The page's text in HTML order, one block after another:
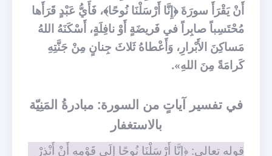
أَنْ يَقْرَأَ سورَةَ ﴿إِنَّا أَرْسَلْنَا نُوحًا﴾، فَأَيُّ عَبْدٍ قَرَأَها
مُحْتَسِباً صابِراً في فَريضَةٍ أَوْ نافِلَةٍ، أَسْكَنَهُ اللهُ
مَساكِنَ الأَبْرارِ، وَأَعْطاهُ ثَلاثَ جِنانٍ مِنْ جَنَّتِهِ
كَرامَةً مِنَ اللهِ».
في تفسير آياتٍ من السورة: مبادرةُ المَنِيّة
بالاستغفار
قوله تعالى: ﴿إِنَّا أَرْسَلْنَا نُوحًا إِلَى قَوْمِهِ أَنْ أَنْذِرْ